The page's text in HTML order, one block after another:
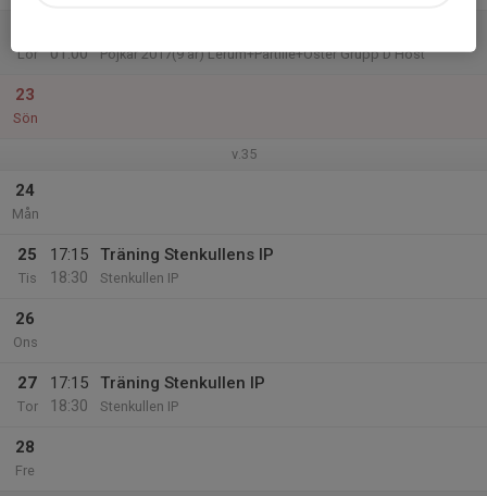
Lör
01:00
Pojkar 2017(9 år) Lerum+Partille+Öster Grupp D Höst
23
Sön
v.35
24
Mån
25
Tis
17:15
18:30
Träning Stenkullens IP
Stenkullen IP
26
Ons
27
Tor
17:15
18:30
Träning Stenkullen IP
Stenkullen IP
28
Fre